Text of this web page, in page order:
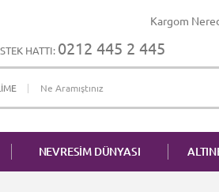
Kargom
HATTI: 0212 445 2 445
NEVRESİM DÜNYASI